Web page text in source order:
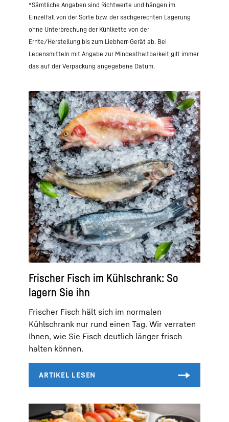
*Sämtliche Angaben sind Richtwerte und hängen im
Einzelfall von der Sorte bzw. der sachgerechten Lagerung
ohne Unterbrechung der Kühlkette von der
Ernte/Herstellung bis zum Liebherr-Gerät ab. Bei
Lebensmitteln mit Angabe zur Mindesthaltbarkeit gilt immer
das auf der Verpackung angegebene Datum.
Frischer Fisch im Kühlschrank: So
lagern Sie ihn
Frischer Fisch hält sich im normalen
Kühlschrank nur rund einen Tag. Wir verraten
Ihnen, wie Sie Fisch deutlich länger frisch
halten können.